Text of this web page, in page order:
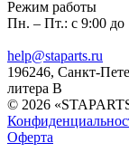
Режим работы
Пн. – Пт.: с 9:00 до
help@staparts.ru
196246, Санкт-
литера В
© 2026
Оферта